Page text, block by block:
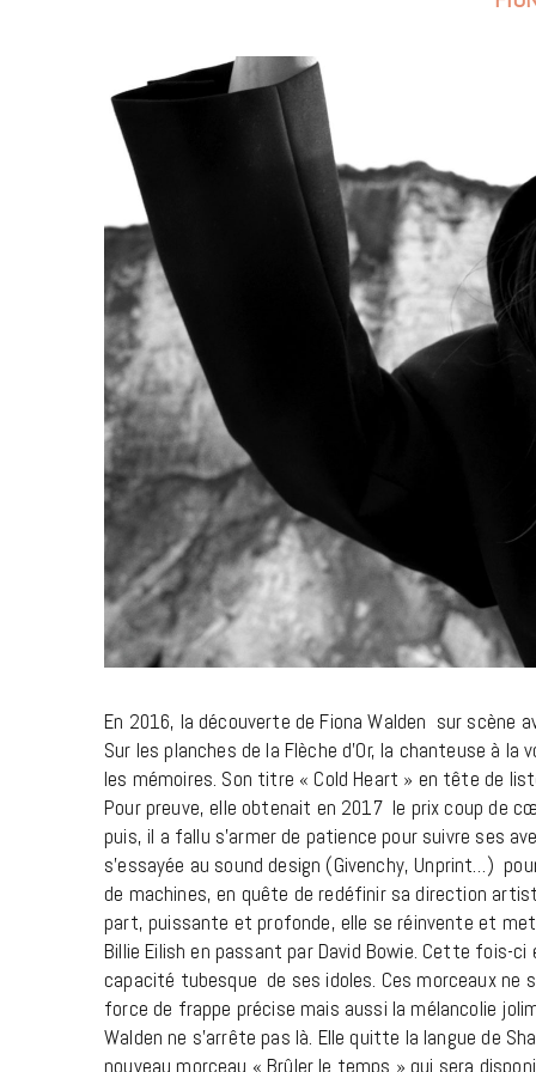
En 2016, la découverte de Fiona Walden sur scène
Sur les planches de la Flèche d’Or, la chanteuse à
les mémoires. Son titre « Cold Heart » en tête de
Pour preuve, elle obtenait en 2017 le prix coup de
puis, il a fallu s’armer de patience pour suivre ses
s’essayée au sound design (Givenchy, Unprint…)
de machines, en quête de redéfinir sa direction
part, puissante et profonde, elle se réinvente et
Billie Eilish en passant par David Bowie. Cette fois-
capacité tubesque de ses idoles. Ces morceaux ne
force de frappe précise mais aussi la mélancolie
Walden ne s’arrête pas là. Elle quitte la langue de
nouveau morceau « Brûler le temps » qui sera